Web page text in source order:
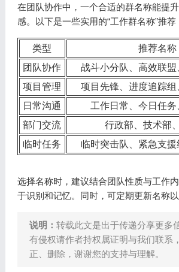
在团队协作中，一个合适的群名称能提
感。以下是一些实用的“工作群名称”推荐
类型
推荐名称
团队协作
战斗小分队、高效联盟
项目管理
项目先锋、进度追踪
日常沟通
工作日常、今日任
部门交流
行政部、技术部
临时任务
临时突击队、紧急支援
选择名称时，建议结合团队性质与工作
于识别和记忆。同时，可定期更新名称以
说明： 转载此文是出于传递分享更多
有侵权请作者持权属证明与我们联系
正、删除，谢谢您的支持与理解。